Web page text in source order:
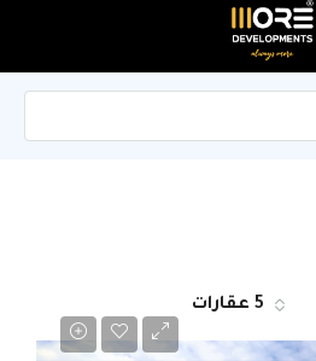
5 عقارات